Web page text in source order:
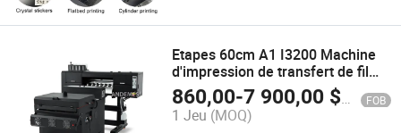
Etapes 60cm A1 I3200 Machine
d'impression de transfert de film
direct vers Pet 24inch
Imprimantes 2head 4head
Imprimante Dtf
860,00-7 900,00 $US FOB
1 Jeu (MOQ)